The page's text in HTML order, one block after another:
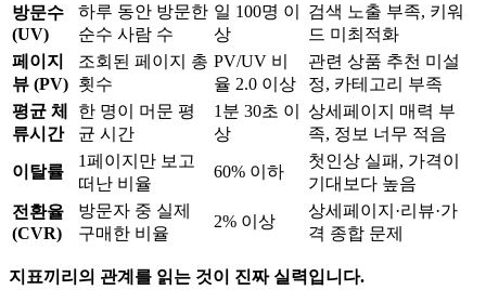
방문수
(UV)
하루 동안 방문한
순수 사람 수
일 100명 이
상
검색 노출 부족, 키워
드 미최적화
페이지
뷰 (PV)
조회된 페이지 총
횟수
PV/UV 비
율 2.0 이상
관련 상품 추천 미설
정, 카테고리 부족
평균 체
류시간
한 명이 머문 평
균 시간
1분 30초 이
상
상세페이지 매력 부
족, 정보 너무 적음
이탈률
1페이지만 보고
떠난 비율
60% 이하
첫인상 실패, 가격이
기대보다 높음
전환율
(CVR)
방문자 중 실제
구매한 비율
2% 이상
상세페이지·리뷰·가
격 종합 문제
지표끼리의 관계를 읽는 것이 진짜 실력입니다.